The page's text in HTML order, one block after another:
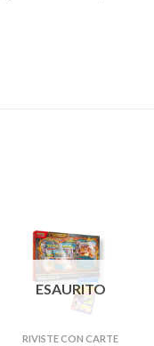
ESAURITO
RIVISTE CON CARTE